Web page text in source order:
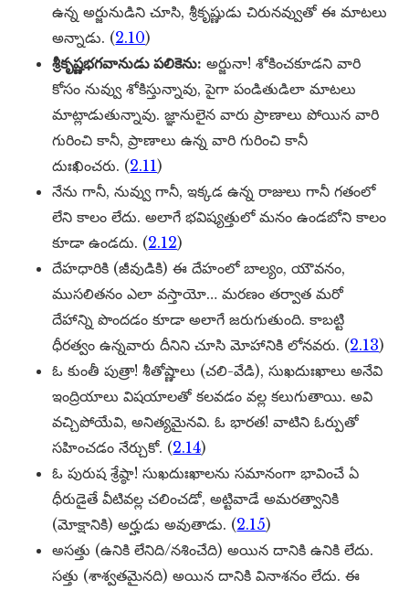
ఉన్న అర్జునుడిని చూసి, శ్రీకృష్ణుడు చిరునవ్వుతో ఈ మాటలు
అన్నాడు. (2.10)
శ్రీకృష్ణభగవానుడు పలికెను: అర్జునా! శోకించకూడని వారి
కోసం నువ్వు శోకిస్తున్నావు, పైగా పండితుడిలా మాటలు
మాట్లాడుతున్నావు. జ్ఞానులైన వారు ప్రాణాలు పోయిన వారి
గురించి కానీ, ప్రాణాలు ఉన్న వారి గురించి కానీ
దుఃఖించరు. (2.11)
నేను గానీ, నువ్వు గానీ, ఇక్కడ ఉన్న రాజులు గానీ గతంలో
లేని కాలం లేదు. అలాగే భవిష్యత్తులో మనం ఉండబోని కాలం
కూడా ఉండదు. (2.12)
దేహధారికి (జీవుడికి) ఈ దేహంలో బాల్యం, యౌవనం,
ముసలితనం ఎలా వస్తాయో… మరణం తర్వాత మరో
దేహాన్ని పొందడం కూడా అలాగే జరుగుతుంది. కాబట్టి
ధీరత్వం ఉన్నవారు దీనిని చూసి మోహానికి లోనవరు. (2.13)
ఓ కుంతీ పుత్రా! శీతోష్ణాలు (చలి-వేడి), సుఖదుఃఖాలు అనేవి
ఇంద్రియాలు విషయాలతో కలవడం వల్ల కలుగుతాయి. అవి
వచ్చిపోయేవి, అనిత్యమైనవి. ఓ భారత! వాటిని ఓర్పుతో
సహించడం నేర్చుకో. (2.14)
ఓ పురుష శ్రేష్ఠా! సుఖదుఃఖాలను సమానంగా భావించే ఏ
ధీరుడైతే వీటివల్ల చలించడో, అట్టివాడే అమరత్వానికి
(మోక్షానికి) అర్హుడు అవుతాడు. (2.15)
అసత్తు (ఉనికి లేనిది/నశించేది) అయిన దానికి ఉనికి లేదు.
సత్తు (శాశ్వతమైనది) అయిన దానికి వినాశనం లేదు. ఈ